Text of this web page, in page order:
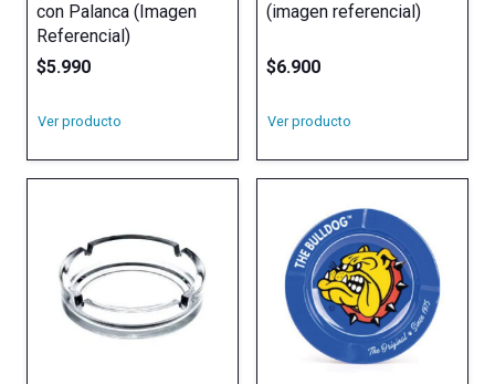
con Palanca (Imagen
Referencial)
$5.990
Ver producto
(imagen referencial)
$6.900
Ver producto